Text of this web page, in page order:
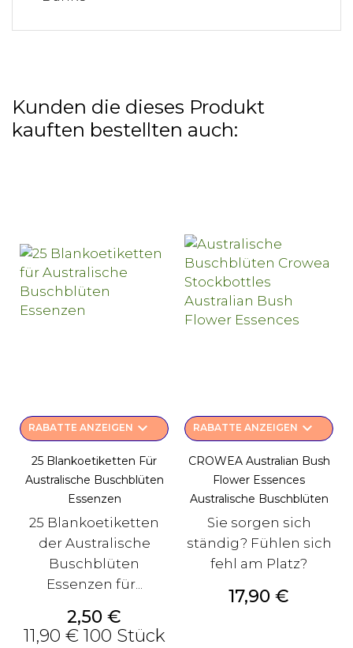
Kunden die dieses Produkt
kauften bestellten auch:
RABATTE ANZEIGEN keyboard_arrow_down
25 Blankoetiketten Für
Australische Buschblüten
Essenzen
25 Blankoetiketten
der Australische
Buschblüten
Essenzen für...
Preis
2,50 €
11,90 € 100 Stück
RABATTE ANZEIGEN keyboard_arrow_down
CROWEA Australian Bush
Flower Essences
Australische Buschblüten
Sie sorgen sich
ständig? Fühlen sich
fehl am Platz?
Preis
17,90 €